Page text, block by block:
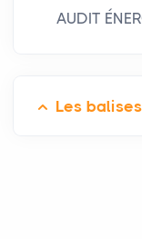
AUDIT
Les balises